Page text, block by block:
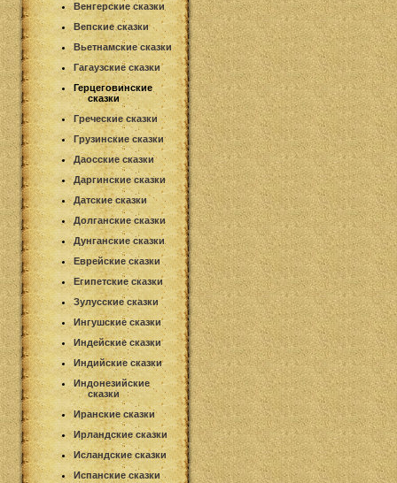
Венгерские сказки
Вепские сказки
Вьетнамские сказки
Гагаузские сказки
Герцеговинские
сказки
Греческие сказки
Грузинские сказки
Даосские сказки
Даргинские сказки
Датские сказки
Долганские сказки
Дунганские сказки
Еврейские сказки
Египетские сказки
Зулусские сказки
Ингушские сказки
Индейские сказки
Индийские сказки
Индонезийские
сказки
Иранские сказки
Ирландские сказки
Исландские сказки
Испанские сказки